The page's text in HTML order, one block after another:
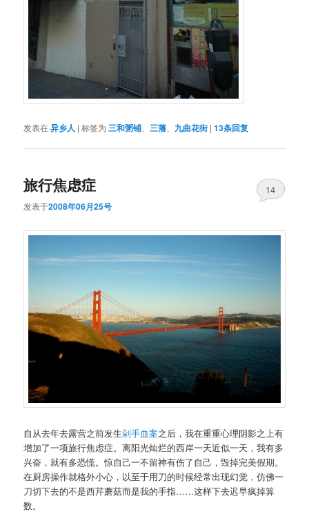
发表在异乡人 |标签为 三和粥铺、 三藩 九曲花街 |13条回复
旅行焦虑症
发表于2008年06月25号
14
自从去年去露营之前发生剁手血案之后，我在重重心理阴影之上有
增加了一项旅行焦虑症。离阳光灿烂的西岸一天近似一天，我有多
兴奋，就有多恐慌。惊自己一不留神有伤了自己，毁掉完美假期。
在厨房操作就格外小心，以至于用刀的时候经常出现幻觉，仿佛一
刀切下去的不是西芹蘑菇而是我的手指……这样下去迟早疯掉算
数。